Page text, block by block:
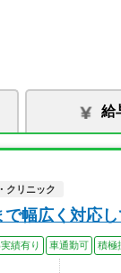
給
クリニック
幅広く対応し
績有り 車通勤可 積極